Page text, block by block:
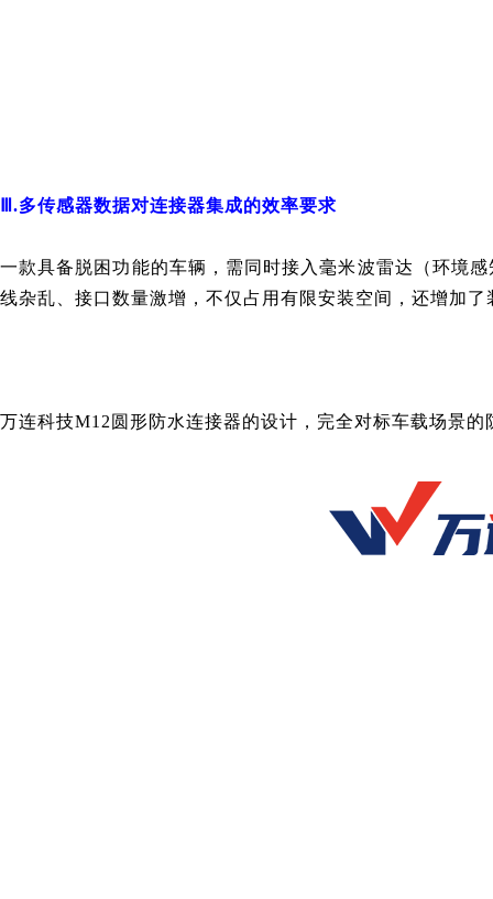
Ⅲ.多传感器数据对连接器集成的效率要求
一款具备脱困功能的车辆，需同时接入毫米波雷达（环境
线杂乱、接口数量激增，不仅占用有限安装空间，还增加
万连科技M12圆形防水连接器的设计，完全对标车载场景